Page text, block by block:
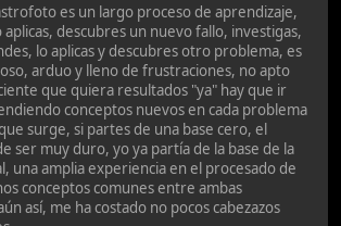
es un largo proceso de aprendizaje,
descubres un nuevo fallo, investigas,
lo aplicas y descubres otro problema, es
arduo y lleno de frustraciones, no apto
que quiera resultados "ya" hay que ir
conceptos nuevos en cada problema
surge, si partes de una base cero, el
ser muy duro, yo ya partía de la base de la
una amplia experiencia en el procesado de
conceptos comunes entre ambas
así, me ha costado no pocos cabezazos